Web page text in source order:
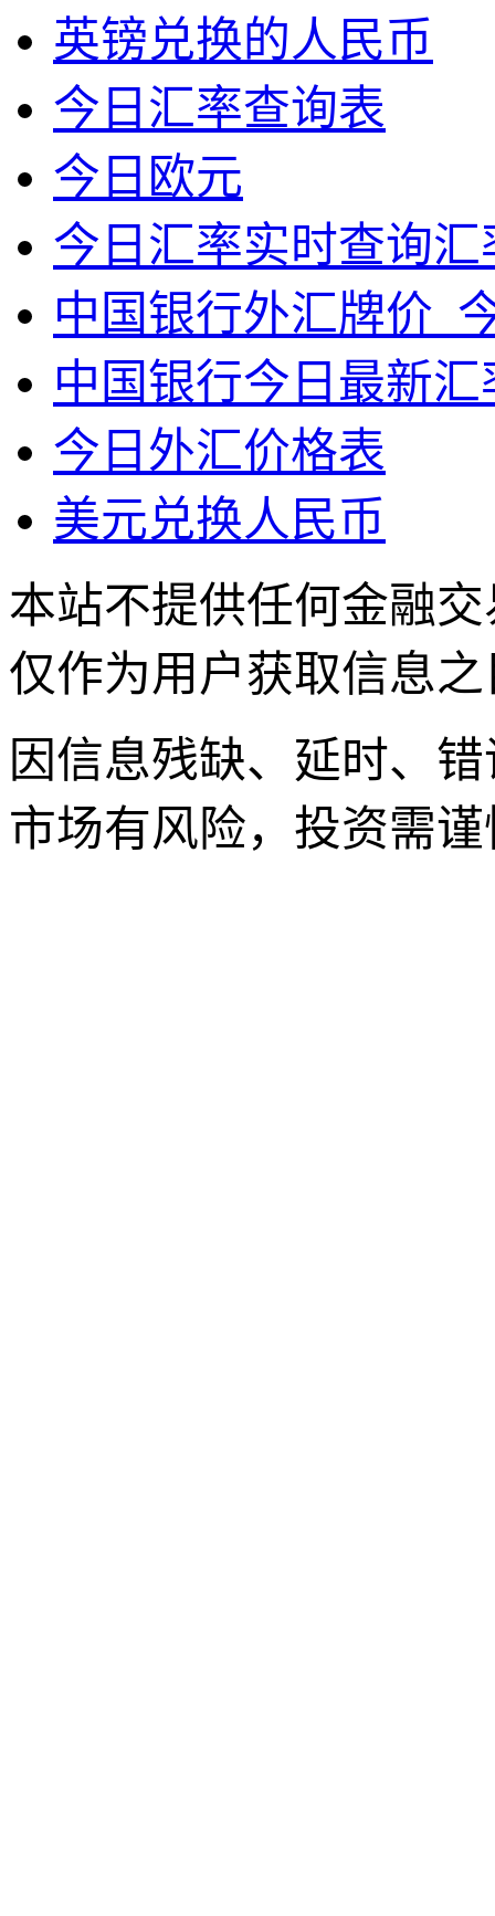
英镑兑换的人民币
今日汇率查询表
今日欧元
今日汇率实时查询汇
中国银行外汇牌价_
中国银行今日最新汇
今日外汇价格表
美元兑换人民币
本站不提供任何金融
仅作为用户获取信息
因信息残缺、延时、
市场有风险，投资需